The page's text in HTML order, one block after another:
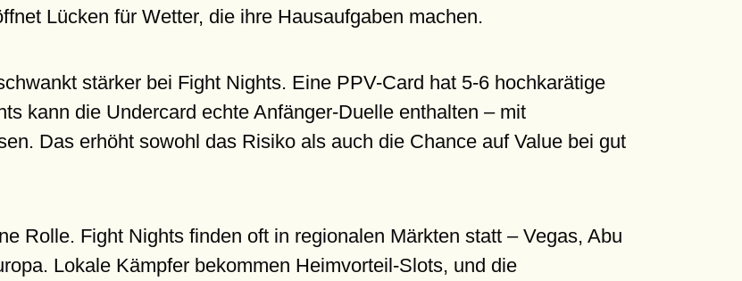
Lücken für Wetter, die ihre Hausaufgaben machen.
stärker bei Fight Nights. Eine PPV-Card hat 5-6 hochkarätige
kann die Undercard echte Anfänger-Duelle enthalten – mit
Das erhöht sowohl das Risiko als auch die Chance auf Value bei gut
Rolle. Fight Nights finden oft in regionalen Märkten statt – Vegas, Abu
Lokale Kämpfer bekommen Heimvorteil-Slots, und die